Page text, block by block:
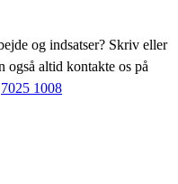
og indsatser? Skriv eller
også altid kontakte os på
7025 1008